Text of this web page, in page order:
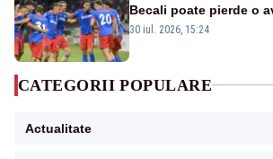
Becali poate pierde o
este eliminată de FK
30 iul. 2026, 15:24
CATEGORII POPULARE
Actualitate